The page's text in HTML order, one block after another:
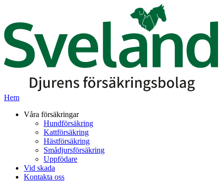
Hem
Våra försäkringar
Hundförsäkring
Kattförsäkring
Hästförsäkring
Smådjursförsäkring
Uppfödare
Vid skada
Kontakta oss